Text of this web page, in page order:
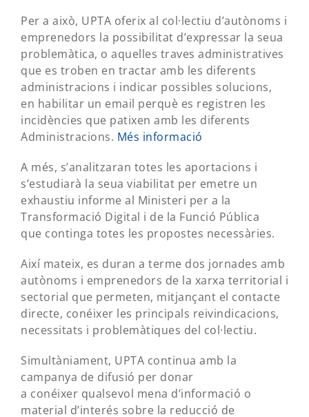
Per a això, UPTA oferix al col·lectiu d’autònoms i
emprenedors la possibilitat d’expressar la seua
problemàtica, o aquelles traves administratives
que es troben en tractar amb les diferents
administracions i indicar possibles solucions,
en habilitar un email perquè es registren les
incidències que patixen amb les diferents
Administracions. Més informació
A més, s’analitzaran totes les aportacions i
s’estudiarà la seua viabilitat per emetre un
exhaustiu informe al Ministeri per a la
Transformació Digital i de la Funció Pública
que continga totes les propostes necessàries.
Així mateix, es duran a terme dos jornades amb
autònoms i emprenedors de la xarxa territorial i
sectorial que permeten, mitjançant el contacte
directe, conéixer les principals reivindicacions,
necessitats i problemàtiques del col·lectiu.
Simultàniament, UPTA continua amb la
campanya de difusió per donar
a conéixer qualsevol mena d’informació o
material d’interés sobre la reducció de